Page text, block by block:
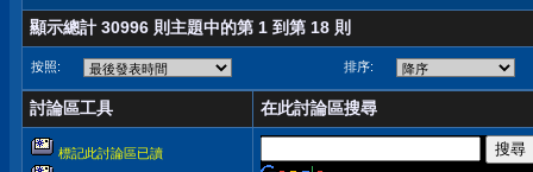
顯示總計 30996 則主題中的第 1 到第 18 則
按照: 排序:
討論區工具 在此討論區搜尋
標記此討論區已讀